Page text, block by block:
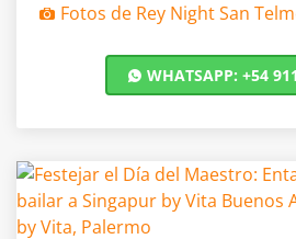
Fotos de Rey Night San
WHATSAPP: +54